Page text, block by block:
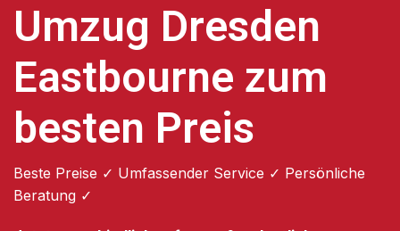
Umzug Dresden
Eastbourne zum
besten Preis
Beste Preise ✓ Umfassender Service ✓ Persönliche
Beratung ✓